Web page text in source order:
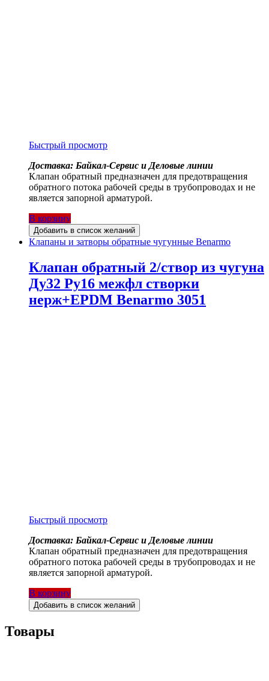
Быстрый просмотр
Доставка: Байкал-Сервис и Деловые линии
Клапан обратный предназначен для предотвращения
обратного потока рабочей среды в трубопроводах и не
является запорной арматурой.
В корзину
Добавить в список желаний
Клапаны и затворы обратные чугунные Benarmo
Клапан обратный 2/створ из чугуна
Ду32 Ру16 межфл створки
нерж+EPDM Benarmo 3051
Быстрый просмотр
Доставка: Байкал-Сервис и Деловые линии
Клапан обратный предназначен для предотвращения
обратного потока рабочей среды в трубопроводах и не
является запорной арматурой.
В корзину
Добавить в список желаний
Товары